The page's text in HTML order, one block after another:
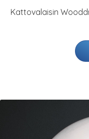
Kattovalaisin